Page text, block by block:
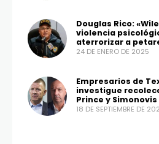
Douglas Rico:
violencia
aterrorizar a
24 DE ENERO DE 2025
Empresarios de
investigue
Prince y Simonovis
18 DE SEPTIEMBRE DE